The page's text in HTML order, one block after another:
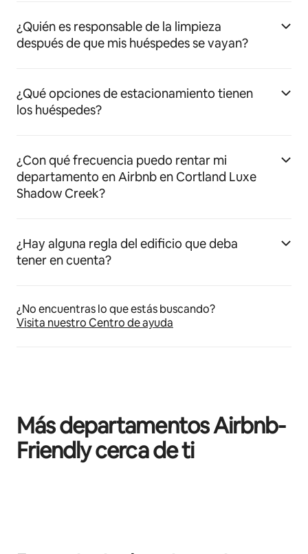
¿Quién es responsable de la limpieza
después de que mis huéspedes se vayan?
¿Qué opciones de estacionamiento tienen
los huéspedes?
¿Con qué frecuencia puedo rentar mi
departamento en Airbnb en Cortland Luxe
Shadow Creek?
¿Hay alguna regla del edificio que deba
tener en cuenta?
¿No encuentras lo que estás buscando?
Visita nuestro Centro de ayuda
Más departamentos Airbnb-
Friendly cerca de ti